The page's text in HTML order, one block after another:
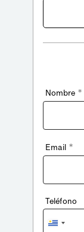
Nombre *
Email *
Teléfono
Uruguay